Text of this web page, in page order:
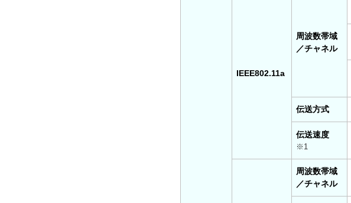
IEEE802.11a
周波数帯域
／チャネル
伝送方式
伝送速度
※1
周波数帯域
／チャネル